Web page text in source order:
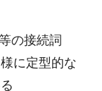
の接続詞
に定型的な